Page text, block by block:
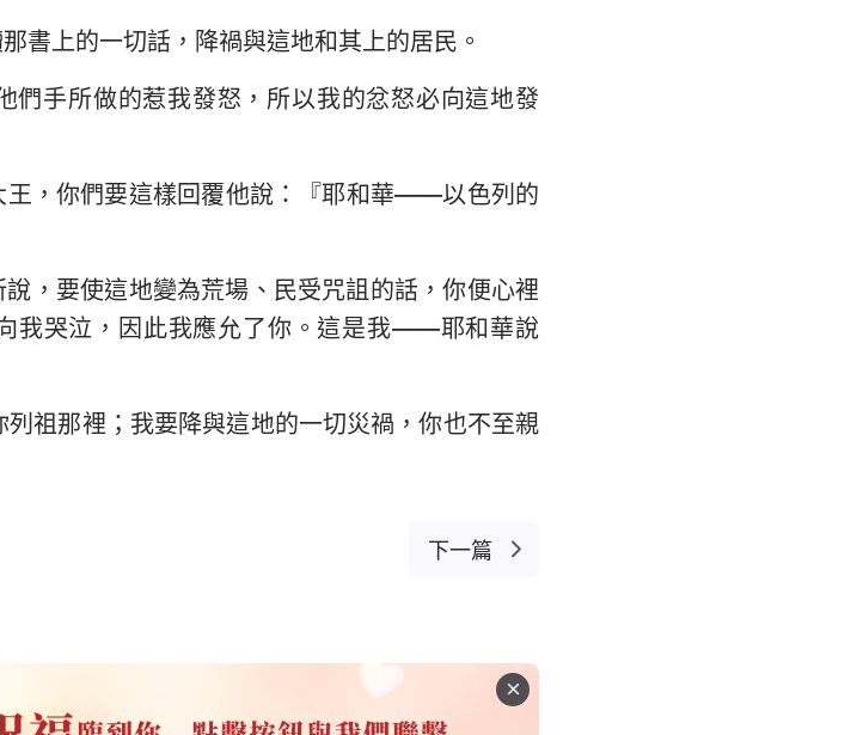
書上的一切話，降禍與這地和其上的居民。
們手所做的惹我發怒，所以我的忿怒必向這地發
王，你們要這樣回覆他說：『耶和華——以色列的
，要使這地變為荒場、民受咒詛的話，你便心裡
我哭泣，因此我應允了你。這是我——耶和華說
祖那裡；我要降與這地的一切災禍，你也不至親
下一篇